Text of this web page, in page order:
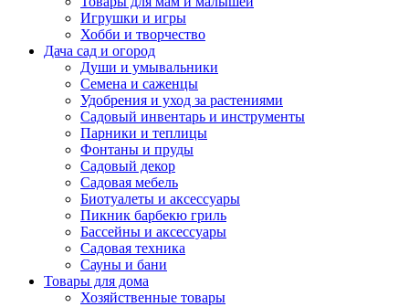
Игрушки и игры
Хобби и творчество
Дача сад и огород
Души и умывальники
Семена и саженцы
Удобрения и уход за растениями
Садовый инвентарь и инструменты
Парники и теплицы
Фонтаны и пруды
Садовый декор
Садовая мебель
Биотуалеты и аксессуары
Пикник барбекю гриль
Бассейны и аксессуары
Садовая техника
Сауны и бани
Товары для дома
Хозяйственные товары